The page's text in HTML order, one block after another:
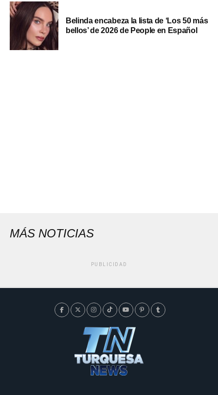
Belinda encabeza la lista de ‘Los 50 más
bellos’ de 2026 de People en Español
MÁS NOTICIAS
PUBLICIDAD